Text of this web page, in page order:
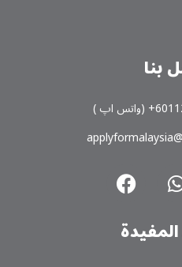
بنا
اپ )